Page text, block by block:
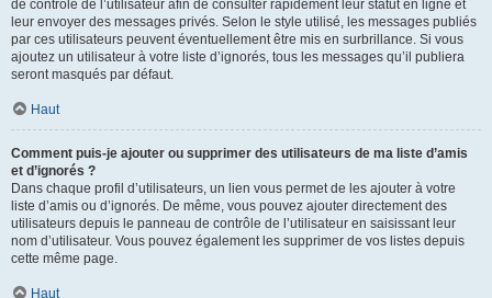
de contrôle de l’utilisateur afin de consulter rapidement leur statut en ligne et
leur envoyer des messages privés. Selon le style utilisé, les messages publiés
par ces utilisateurs peuvent éventuellement être mis en surbrillance. Si vous
ajoutez un utilisateur à votre liste d’ignorés, tous les messages qu’il publiera
seront masqués par défaut.
Haut
Comment puis-je ajouter ou supprimer des utilisateurs de ma liste d’amis
et d’ignorés ?
Dans chaque profil d’utilisateurs, un lien vous permet de les ajouter à votre
liste d’amis ou d’ignorés. De même, vous pouvez ajouter directement des
utilisateurs depuis le panneau de contrôle de l’utilisateur en saisissant leur
nom d’utilisateur. Vous pouvez également les supprimer de vos listes depuis
cette même page.
Haut